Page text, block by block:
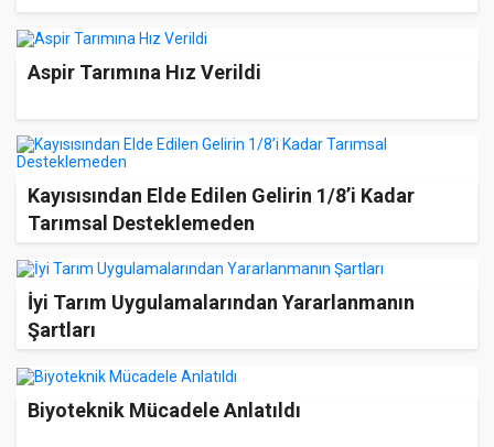
Aspir Tarımına Hız Verildi
Kayısısından Elde Edilen Gelirin 1/8’i Kadar
Tarımsal Desteklemeden
İyi Tarım Uygulamalarından Yararlanmanın
Şartları
Biyoteknik Mücadele Anlatıldı